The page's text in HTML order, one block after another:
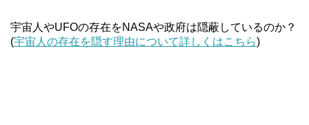
宇宙人やUFOの存在をNASAや政府は隠蔽しているのか？
(宇宙人の存在を隠す理由について詳しくはこちら)